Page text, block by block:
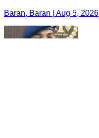
Baran, Baran | Aug 5, 2026